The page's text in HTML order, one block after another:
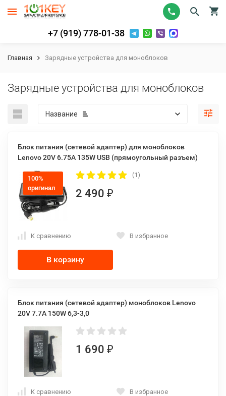
+7 (919) 778-01-38
Главная Зарядные устройства для моноблоков
Зарядные устройства для моноблоков
Название
Блок питания (сетевой адаптер) для моноблоков
Lenovo 20V 6.75A 135W USB (прямоугольный разъем)
100%
оригинал
(1)
2 490 ₽
К сравнению В избранное
В корзину
Блок питания (сетевой адаптер) моноблоков Lenovo
20V 7.7A 150W 6,3-3,0
1 690 ₽
К сравнению В избранное